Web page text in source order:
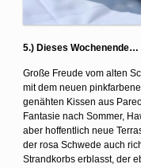
5.) Dieses Wochenende…
Große Freude vom alten
mit dem neuen
genähten Kissen aus
Fantasie nach Sommer,
aber hoffentlich neue
der rosa Schwede auch
Strandkorbs erblasst, der